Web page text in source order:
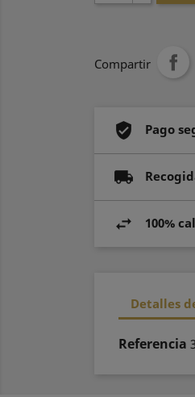
Compartir
Pago
100%
Detalles
Referencia